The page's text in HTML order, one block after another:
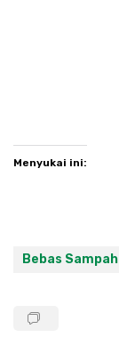
Menyukai ini:
Bebas Sampah